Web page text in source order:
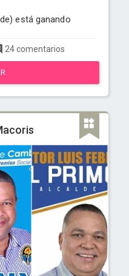
está ganando
24 comentarios